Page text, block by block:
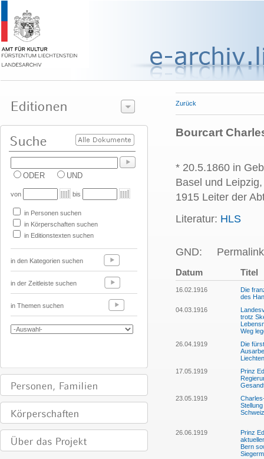
ODER UND
von bis
in Personen suchen
in Körperschaften suchen
in Editionstexten suchen
in den Kategorien suchen
in der Zeitleiste suchen
in Themen suchen
Zurück
Bourcart
* 20.5.1860 in
Basel und
1915 Leiter der
Literatur: HLS
GND:
Datum Titel
16.02.1916
Die
des
04.03.1916
trotz
Weg
26.04.1919
Die
17.05.1919
Prinz
23.05.1919
Schweiz
26.06.1919
Prinz
Bern